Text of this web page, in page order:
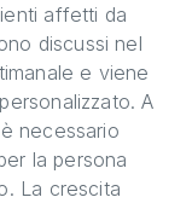
affetti da
discussi nel
e viene
A
necessario
la persona
La crescita